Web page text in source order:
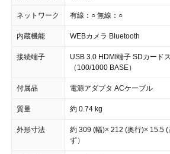
ネットワーク 有線：○ 無線：○
内蔵機能 WEBカメラ Bluetooth
接続端子
USB 3.0 HDMI端子 SDカード
（100/1000 BASE）
付属品 電源アダプタ ACケーブル
質量 約 0.74 kg
外形寸法
約 309 (幅)× 212 (奥行)× 15.5 (
ず）